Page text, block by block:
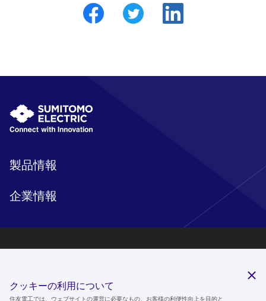
製品情報
企業情報
ニュースルーム
クッキーの利用について
住友電工では、ウェブサイトの運営に必要なもの、お客様の利便性向上を目的と